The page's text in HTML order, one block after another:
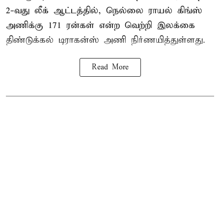
2-வது லீக் ஆட்டத்தில், நெல்லை ராயல் கிங்ஸ்
அணிக்கு 171 ரன்கள் என்ற வெற்றி இலக்கை
திண்டுக்கல் டிராகன்ஸ் அணி நிர்ணயித்துள்ளது.
Read More